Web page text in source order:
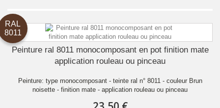
RAL
8011
Peinture ral 8011 monocomposant en pot finition mate
application rouleau ou pinceau
Peinture: type monocomposant - teinte ral n° 8011 - couleur Brun
noisette - finition mate - application rouleau ou pinceau